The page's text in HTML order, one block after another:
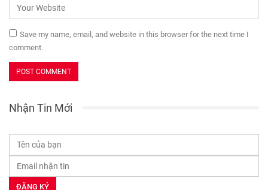
Save my name, email, and website in this browser for the next time I
comment.
Nhận Tin Mới